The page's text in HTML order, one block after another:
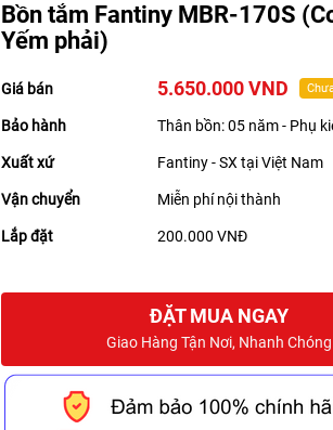
Bồn tắm Fantiny MBR-170S
Yếm phải)
Giá bán 5.650.000 VND
Bảo hành Thân bồn: 05 năm - Phụ
Xuất xứ Fantiny - SX tại Việt Nam
Vận chuyển Miễn phí nội thành
Lắp đặt 200.000 VNĐ
ĐẶT MUA NGAY
Giao Hàng Tận Nơi, Nhanh Chóng